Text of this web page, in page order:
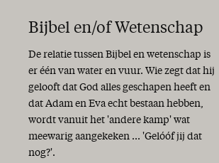
Bijbel en/of Wetenschap
De relatie tussen Bijbel en wetenschap is
er één van water en vuur. Wie zegt dat hij
gelooft dat God alles geschapen heeft en
dat Adam en Eva echt bestaan hebben,
wordt vanuit het 'andere kamp' wat
meewarig aangekeken ... 'Gelóóf jij dat
nog?'.